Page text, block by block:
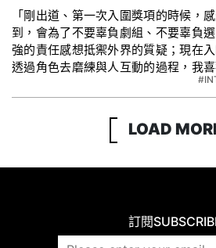
「剛出道、第一次入圍獎項的時候，
到，會為了不要辜負劇組、不要辜負
強的責任感想抵禦外界的質疑；現在
透過角色去磨練與人互動的過程，我
LOAD
訂閱